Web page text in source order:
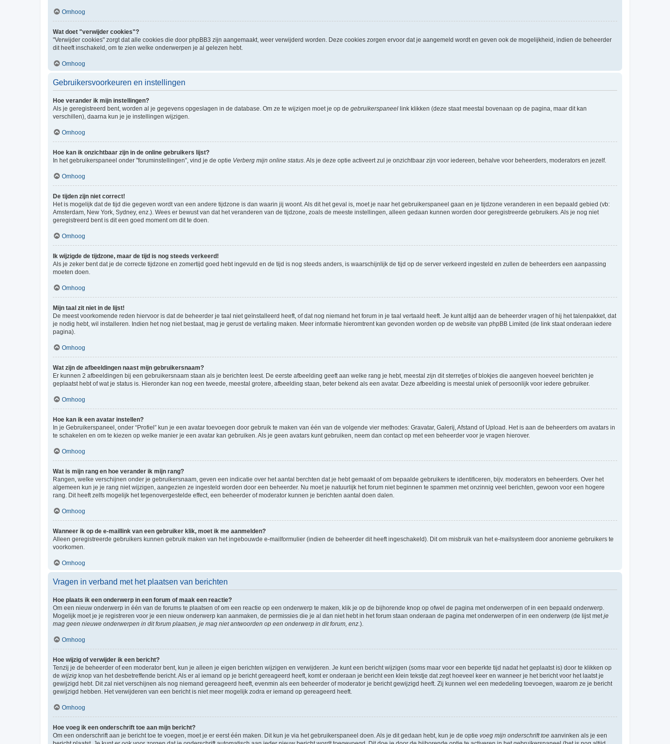
Omhoog
Wat doet "verwijder cookies"?
"Verwijder cookies" zorgt dat alle cookies die door phpBB3 zijn aangemaakt, weer verwijderd worden. Deze cookies zorgen ervoor dat je aangemeld wordt en geven ook de mogelijkheid, indien de beheerder
dit heeft inschakeld, om te zien welke onderwerpen je al gelezen hebt.
Omhoog
Gebruikersvoorkeuren en instellingen
Hoe verander ik mijn instellingen?
Als je geregistreerd bent, worden al je gegevens opgeslagen in de database. Om ze te wijzigen moet je op de gebruikerspaneel link klikken (deze staat meestal bovenaan op de pagina, maar dit kan
verschillen), daarna kun je je instellingen wijzigen.
Omhoog
Hoe kan ik onzichtbaar zijn in de online gebruikers lijst?
In het gebruikerspaneel onder "foruminstellingen", vind je de optie Verberg mijn online status . Als je deze optie activeert zul je onzichtbaar zijn voor iedereen, behalve voor beheerders, moderators en jezelf.
Omhoog
De tijden zijn niet correct!
Het is mogelijk dat de tijd die gegeven wordt van een andere tijdzone is dan waarin jij woont. Als dit het geval is, moet je naar het gebruikerspaneel gaan en je tijdzone veranderen in een bepaald gebied (vb:
Amsterdam, New York, Sydney, enz.). Wees er bewust van dat het veranderen van de tijdzone, zoals de meeste instellingen, alleen gedaan kunnen worden door geregistreerde gebruikers. Als je nog niet
geregistreerd bent is dit een goed moment om dit te doen.
Omhoog
Ik wijzigde de tijdzone, maar de tijd is nog steeds verkeerd!
Als je zeker bent dat je de correcte tijdzone en zomertijd goed hebt ingevuld en de tijd is nog steeds anders, is waarschijnlijk de tijd op de server verkeerd ingesteld en zullen de beheerders een aanpassing
moeten doen.
Omhoog
Mijn taal zit niet in de lijst!
De meest voorkomende reden hiervoor is dat de beheerder je taal niet geïnstalleerd heeft, of dat nog niemand het forum in je taal vertaald heeft. Je kunt altijd aan de beheerder vragen of hij het talenpakket, dat
je nodig hebt, wil installeren. Indien het nog niet bestaat, mag je gerust de vertaling maken. Meer informatie hieromtrent kan gevonden worden op de website van phpBB Limited (de link staat onderaan iedere
pagina).
Omhoog
Wat zijn de afbeeldingen naast mijn gebruikersnaam?
Er kunnen 2 afbeeldingen bij een gebruikersnaam staan als je berichten leest. De eerste afbeelding geeft aan welke rang je hebt, meestal zijn dit sterretjes of blokjes die aangeven hoeveel berichten je
geplaatst hebt of wat je status is. Hieronder kan nog een tweede, meestal grotere, afbeelding staan, beter bekend als een avatar. Deze afbeelding is meestal uniek of persoonlijk voor iedere gebruiker.
Omhoog
Hoe kan ik een avatar instellen?
In je Gebruikerspaneel, onder “Profiel” kun je een avatar toevoegen door gebruik te maken van één van de volgende vier methodes: Gravatar, Galerij, Afstand of Upload. Het is aan de beheerders om avatars in
te schakelen en om te kiezen op welke manier je een avatar kan gebruiken. Als je geen avatars kunt gebruiken, neem dan contact op met een beheerder voor je vragen hierover.
Omhoog
Wat is mijn rang en hoe verander ik mijn rang?
Rangen, welke verschijnen onder je gebruikersnaam, geven een indicatie over het aantal berchten dat je hebt gemaakt of om bepaalde gebruikers te identificeren, bijv. moderators en beheerders. Over het
algemeen kun je je rang niet wijzigen, aangezien ze ingesteld worden door een beheerder. Nu moet je natuurlijk het forum niet beginnen te spammen met onzinnig veel berichten, gewoon voor een hogere
rang. Dit heeft zelfs mogelijk het tegenovergestelde effect, een beheerder of moderator kunnen je berichten aantal doen dalen.
Omhoog
Wanneer ik op de e-maillink van een gebruiker klik, moet ik me aanmelden?
Alleen geregistreerde gebruikers kunnen gebruik maken van het ingebouwde e-mailformulier (indien de beheerder dit heeft ingeschakeld). Dit om misbruik van het e-mailsysteem door anonieme gebruikers te
voorkomen.
Omhoog
Vragen in verband met het plaatsen van berichten
Hoe plaats ik een onderwerp in een forum of maak een reactie?
Om een nieuw onderwerp in één van de forums te plaatsen of om een reactie op een onderwerp te maken, klik je op de bijhorende knop op ofwel de pagina met onderwerpen of in een bepaald onderwerp.
Mogelijk moet je je registreren voor je een nieuw onderwerp kan aanmaken, de permissies die je al dan niet hebt in het forum staan onderaan de pagina met onderwerpen of in een onderwerp (de lijst met je
mag geen nieuwe onderwerpen in dit forum plaatsen, je mag niet antwoorden op een onderwerp in dit forum, enz. ).
Omhoog
Hoe wijzig of verwijder ik een bericht?
Tenzij je de beheerder of een moderator bent, kun je alleen je eigen berichten wijzigen en verwijderen. Je kunt een bericht wijzigen (soms maar voor een beperkte tijd nadat het geplaatst is) door te klikken op
de wijzig knop van het desbetreffende bericht. Als er al iemand op je bericht gereageerd heeft, komt er onderaan je bericht een klein tekstje dat zegt hoeveel keer en wanneer je het bericht voor het laatst je
gewijzigd hebt. Dit zal niet verschijnen als nog niemand gereageerd heeft, evenmin als een beheerder of moderator je bericht gewijzigd heeft. Zij kunnen wel een mededeling toevoegen, waarom ze je bericht
gewijzigd hebben. Het verwijderen van een bericht is niet meer mogelijk zodra er iemand op gereageerd heeft.
Omhoog
Hoe voeg ik een onderschrift toe aan mijn bericht?
Om een onderschrift aan je bericht toe te voegen, moet je er eerst één maken. Dit kun je via het gebruikerspaneel doen. Als je dit gedaan hebt, kun je de optie voeg mijn onderschrift toe aanvinken als je een